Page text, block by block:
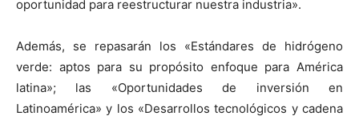
oportunidad para reestructurar nuestra industria».
Además, se repasarán los «Estándares de hidrógeno
verde: aptos para su propósito enfoque para América
latina»; las «Oportunidades de inversión en
Latinoamérica» y los «Desarrollos tecnológicos y cadena